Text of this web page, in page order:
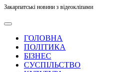
Закарпатські новини з відеокліпами
ГОЛОВНА
ПОЛІТИКА
БІЗНЕС
СУСПІЛЬСТВО